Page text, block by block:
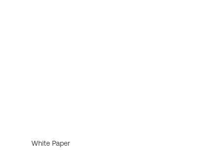
White Paper